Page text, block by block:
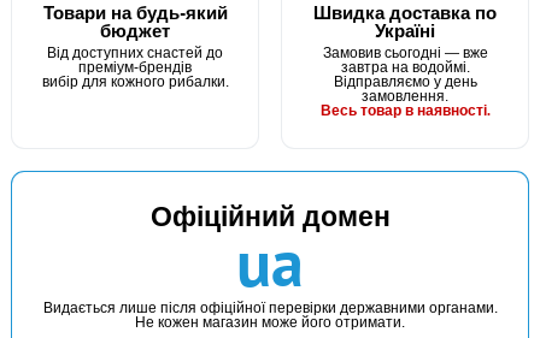
Товари на будь-який
бюджет
Від доступних снастей до
преміум-брендів
вибір для кожного рибалки.
Швидка доставка по
Україні
Замовив сьогодні — вже
завтра на водоймі.
Відправляємо у день
замовлення.
Весь товар в наявності.
Офіційний домен
ua
Видається лише після офіційної перевірки державними органами.
Не кожен магазин може його отримати.